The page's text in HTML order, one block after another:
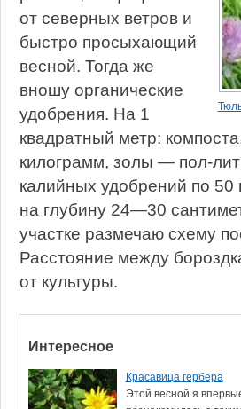
от северных ветров и
быстро просыхающий
весной. Тогда же
вношу органические
удобрения. На 1
квадратный метр:
килограмм, золы — пол-
калийных удобрений по 50
на глубину 24—30
участке размечаю схему
Расстояние между
от культуры.
Интересное
Красавица гербера
Этой весной я